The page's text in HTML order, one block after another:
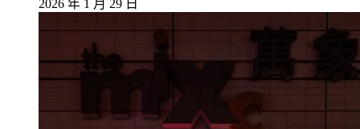
2026 年 1 月 29 日